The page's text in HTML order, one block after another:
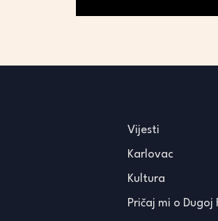
Vijesti
Karlovac
Kultura
Pričaj mi o Dugoj